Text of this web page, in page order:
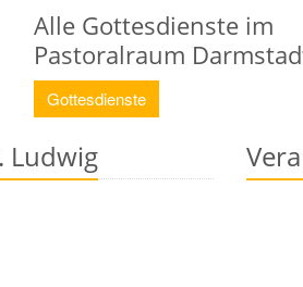
Alle Gottesdienste im
Pastoralraum
Gottesdienste
Ludwig